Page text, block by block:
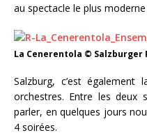
au spectacle le plus
La Cenerentola © Salzburger
Salzburg, c’est
orchestres. Entre les deux
parler, en quelques jours
4 soirées.